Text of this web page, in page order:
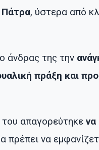
Πάτρα, ύστερα από
άνδρας της την
πράξη και
απαγορεύτηκε να
πρέπει να